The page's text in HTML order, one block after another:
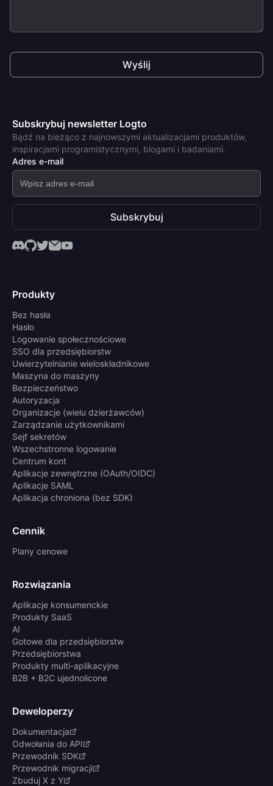
Wyślij
Subskrybuj newsletter Logto
Bądź na bieżąco z najnowszymi aktualizacjami produktów,
inspiracjami programistycznymi, blogami i badaniami.
Adres e-mail
Subskrybuj
Produkty
Bez hasła
Hasło
Logowanie społecznościowe
SSO dla przedsiębiorstw
Uwierzytelnianie wieloskładnikowe
Maszyna do maszyny
Bezpieczeństwo
Autoryzacja
Organizacje (wielu dzierżawców)
Zarządzanie użytkownikami
Sejf sekretów
Wszechstronne logowanie
Centrum kont
Aplikacje zewnętrzne (OAuth/OIDC)
Aplikacje SAML
Aplikacja chroniona (bez SDK)
Cennik
Plany cenowe
Rozwiązania
Aplikacje konsumenckie
Produkty SaaS
AI
Gotowe dla przedsiębiorstw
Przedsiębiorstwa
Produkty multi-aplikacyjne
B2B + B2C ujednolicone
Deweloperzy
Dokumentacja
Odwołania do API
Przewodnik SDK
Przewodnik migracji
Zbuduj X z Y